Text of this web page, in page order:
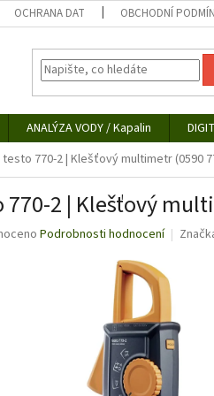
OCHRANA DAT OBCHODNÍ
ANALÝZA VODY / Kapalin
testo 770-2 | Klešťový multimetr (0590
770-2 | Klešťový
Podrobnosti hodnocení